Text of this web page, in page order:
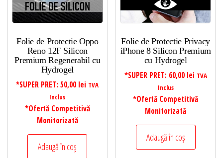
Folie de Protectie Oppo
Reno 12F Silicon
Premium Regenerabil cu
Hydrogel
*SUPER PRET:50,00 lei TVA
Inclus
*Ofertă Competitivă
Monitorizată
Adaugă în coș
Folie de Protectie Privacy
iPhone 8 Silicon Premium
cu Hydrogel
*SUPER PRET: 60,00 lei TVA
Inclus
*Ofertă Competitivă
Monitorizată
Adaugă în coș